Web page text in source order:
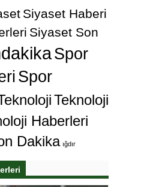
Siyaset Haberi
Siyaset Son
Spor
Spor
Teknoloji
Haberleri
Dakika ığdır